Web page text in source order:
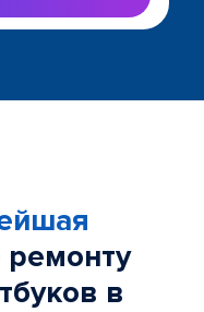
ремонту
в